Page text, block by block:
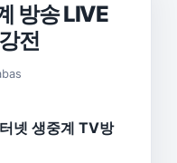
방송 LIVE
전
일
넷 생중계 TV방